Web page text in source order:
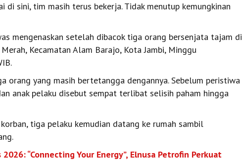
di sini, tim masih terus bekerja. Tidak menutup kemungkinan
mengenaskan setelah dibacok tiga orang bersenjata tajam di
Kecamatan Alam Barajo, Kota Jambi, Minggu
orang yang masih bertetangga dengannya. Sebelum peristiwa
anak pelaku disebut sempat terlibat selisih paham hingga
tiga pelaku kemudian datang ke rumah sambil
“Connecting Your Energy”, Elnusa Petrofin Perkuat